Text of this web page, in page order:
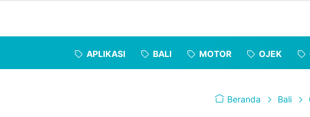
APLIKASI BALI MOTOR OJEK
Beranda Bali